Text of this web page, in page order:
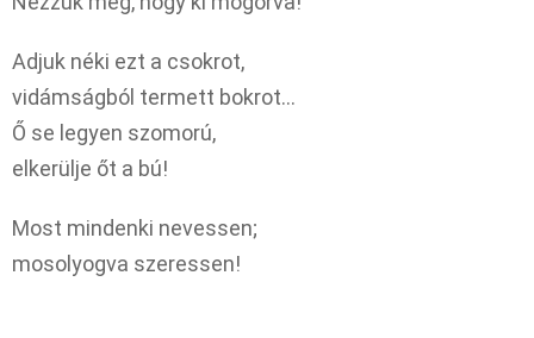
Adjuk néki ezt a csokrot,
vidámságból termett bokrot…
Ő se legyen szomorú,
elkerülje őt a bú!
Most mindenki nevessen;
mosolyogva szeressen!